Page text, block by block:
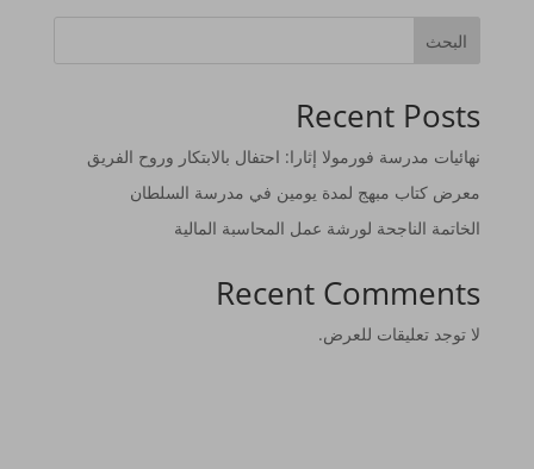
البحث
Recent Posts
نهائيات مدرسة فورمولا إثارا: احتفال بالابتكار وروح الفريق
معرض كتاب مبهج لمدة يومين في مدرسة السلطان
الخاتمة الناجحة لورشة عمل المحاسبة المالية
Recent Comments
لا توجد تعليقات للعرض.